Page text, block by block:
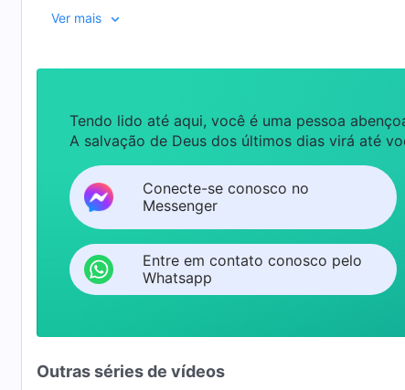
Mingyue finalmente encontra o único caminho para
Ver mais
Tendo lido até aqui, você é uma pessoa
A salvação de Deus dos últimos dias virá até
Conecte-se conosco no
Messenger
Entre em contato conosco pelo
Whatsapp
Outras séries de vídeos